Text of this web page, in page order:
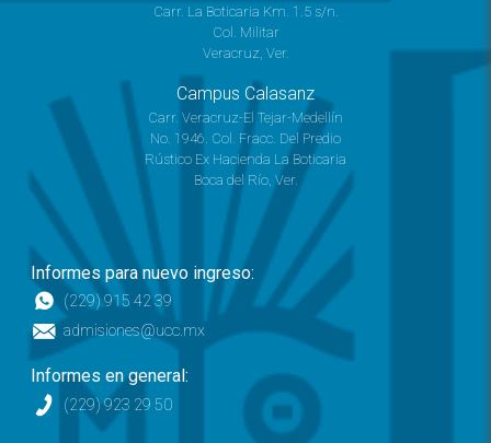
Carr. La Boticaria Km. 1.5 s/n.
Col. Militar
Veracruz, Ver.
Campus Calasanz
Carr. Veracruz-El Tejar-Medellín
No. 1946. Col. Fracc. Del Predio
Rústico Ex Hacienda La Boticaria
Boca del Río, Ver.
Informes para nuevo ingreso:
(229) 915 42 39
admisiones@ucc.mx
Informes en general:
(229) 923 29 50